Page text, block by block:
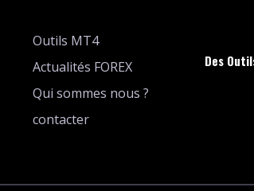
Outils MT4
Actualités FOREX
Qui sommes nous ?
contacter
Des